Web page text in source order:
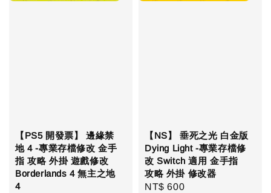
【PS5 開發票】 邊緣禁
地 4 -專業存檔修改 金手
指 攻略 外掛 遊戲修改
Borderlands 4 無主之地
4
【NS】 垂死之光 白金版
Dying Light -專業存檔修
改 Switch 適用 金手指
攻略 外掛 修改器
Regular
NT$ 600